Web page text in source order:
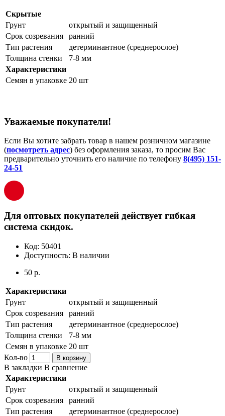
Скрытые
Грунт
открытый и защищенный
Срок созревания
ранний
Тип растения
детерминантное (среднерослое)
Толщина стенки
7-8 мм
Характеристики
Семян в упаковке 20 шт
Уважаемые покупатели!
Если Вы хотите забрать товар в нашем розничном магазине
(посмотреть адрес) без оформления заказа, то просим Вас
предварительно уточнить его наличие по телефону 8(495) 151-
24-51
Для оптовых покупателей действует гибкая
система скидок.
Код: 50401
Доступность: В наличии
50 р.
Характеристики
Грунт
открытый и защищенный
Срок созревания
ранний
Тип растения
детерминантное (среднерослое)
Толщина стенки
7-8 мм
Семян в упаковке 20 шт
Кол-во
В корзину
В закладки В сравнение
Характеристики
Грунт
открытый и защищенный
Срок созревания
ранний
Тип растения
детерминантное (среднерослое)